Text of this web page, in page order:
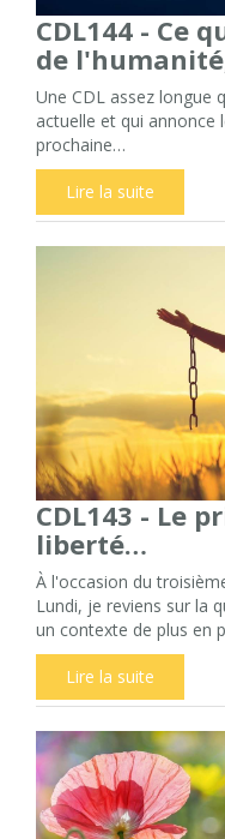
CDL144 - Ce
de
Une CDL assez longue
actuelle et qui annonce
prochaine…
Lire la suite
CDL143 - Le
liberté…
À l'occasion du
Lundi, je reviens sur la
un contexte de plus en
Lire la suite